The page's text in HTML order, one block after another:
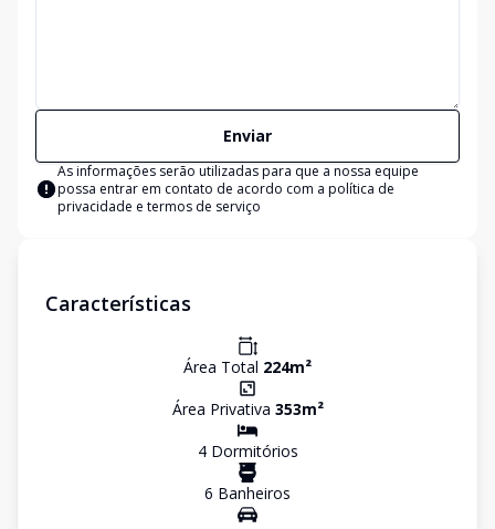
Enviar
As informações serão utilizadas para que a nossa equipe
possa entrar em contato de acordo com a política de
privacidade e termos de serviço
Características
Área Total 224m²
Área Privativa 353m²
4Dormitórios
6 Banheiros